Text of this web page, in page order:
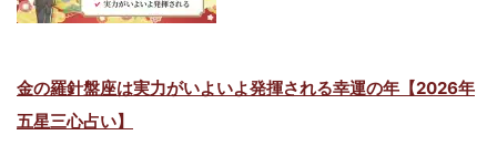
金の羅針盤座は実力がいよいよ発揮される幸運の年【2026年
五星三心占い】